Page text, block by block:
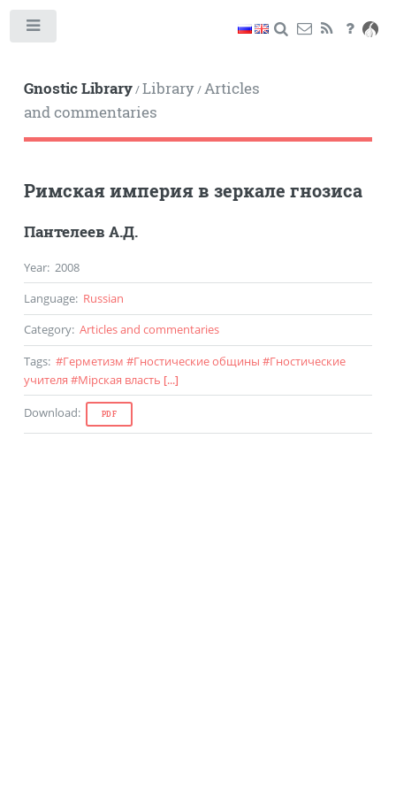
Gnostic Library/Library/Articles
and commentaries
Римская империя в зеркале гнозиса
Пантелеев А.Д.
Year: 2008
Language: Russian
Category: Articles and commentaries
Tags: #Герметизм #Гностические общины #Гностические
учителя #Мiрская власть [...]
Download: PDF